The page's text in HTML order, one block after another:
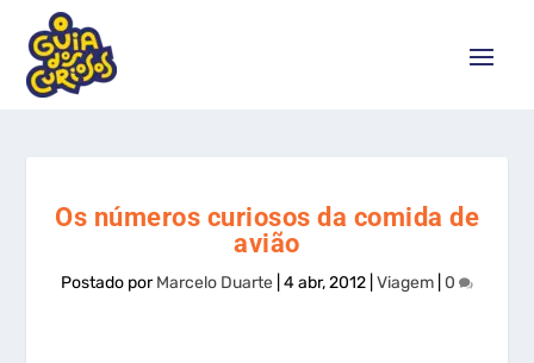
Os números curiosos da comida de
avião
Postado porMarcelo Duarte 4 abr, 2012 Viagem 0